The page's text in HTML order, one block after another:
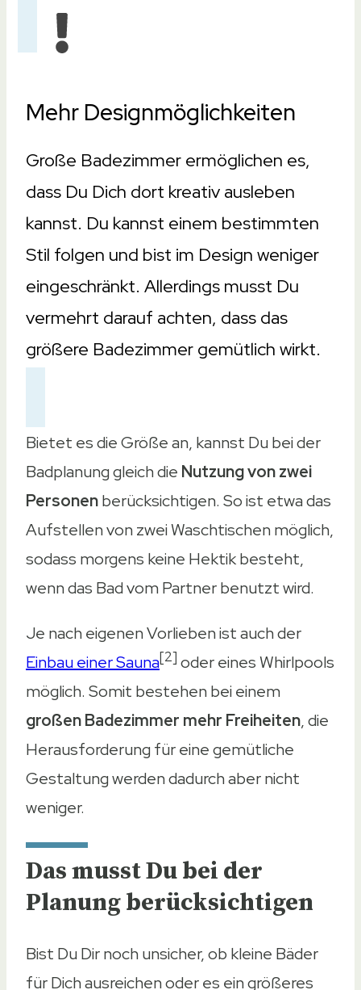
Mehr Designmöglichkeiten
Große Badezimmer ermöglichen es,
dass Du Dich dort kreativ ausleben
kannst. Du kannst einem bestimmten
Stil folgen und bist im Design weniger
eingeschränkt. Allerdings musst Du
vermehrt darauf achten, dass das
größere Badezimmer gemütlich wirkt.
Bietet es die Größe an, kannst Du bei der
Badplanung gleich die Nutzung von zwei
Personenberücksichtigen. So ist etwa das
Aufstellen von zwei Waschtischen möglich,
sodass morgens keine Hektik besteht,
wenn das Bad vom Partner benutzt wird.
Je nach eigenen Vorlieben ist auch der
Einbau einer Sauna[2] oder eines Whirlpools
möglich. Somit bestehen bei einem
großen Badezimmer mehr Freiheiten, die
Herausforderung für eine gemütliche
Gestaltung werden dadurch aber nicht
weniger.
Das musst Du bei der
Planung berücksichtigen
Bist Du Dir noch unsicher, ob kleine Bäder
für Dich ausreichen oder es ein größeres